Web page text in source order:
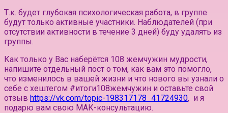
Т.к. будет глубокая психологическая работа, в группе
будут только активные участники. Наблюдателей (при
отсутствии активности в течение 3 дней) буду удалять из
группы.⠀
Как только у Вас наберётся 108 жемчужин мудрости,
напишите отдельный пост о том, как вам это помогло,
что изменилось в вашей жизни и что нового вы узнали о
себе с хештегом #итоги108жемчужин и оставьте свой
отзыв https://vk.com/topic-198317178_41724930, и я
подарю вам свою МАК-консультацию.